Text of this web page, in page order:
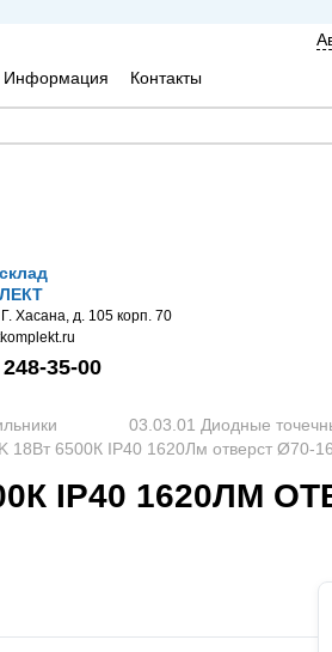
Информация Контакты
Хасана, д. 105 корп. 70
248-35-00
03.03.01 Диодные
18Вт 6500К IP40 1620Лм отверст Ø70-
IP40 1620ЛМ